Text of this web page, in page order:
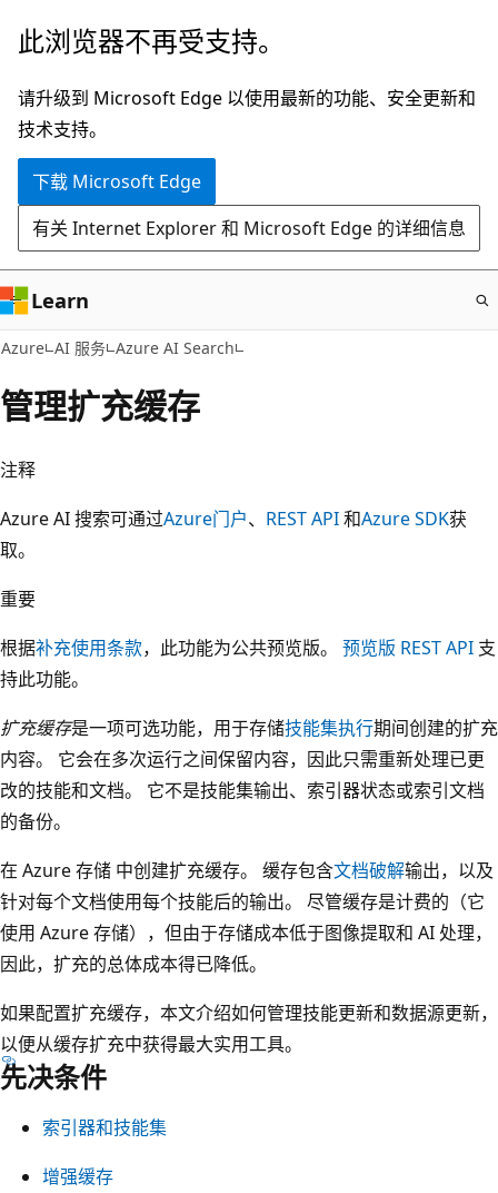
跳
主
要
内
此浏览器不再受支持。
请升级到 Microsoft Edge 以使用最新的功能、安全更新和
技术支持。
下载 Microsoft Edge
有关 Internet Explorer 和 Microsoft Edge 的详细信息
Learn
Azure AI 服务 Azure AI Search
管理扩充缓存
注释
Azure AI 搜索可通过Azure门户、 REST API和Azure SDK获
取。
重要
根据补充使用条款，此功能为公共预览版。 预览版 REST API 支
持此功能。
扩充缓存是一项可选功能，用于存储技能集执行期间创建的扩充
内容。 它会在多次运行之间保留内容，因此只需重新处理已更
改的技能和文档。 它不是技能集输出、索引器状态或索引文档
的备份。
在 Azure 存储 中创建扩充缓存。 缓存包含文档破解输出，以及
针对每个文档使用每个技能后的输出。 尽管缓存是计费的（它
使用 Azure 存储），但由于存储成本低于图像提取和 AI 处理，
因此，扩充的总体成本得已降低。
如果配置扩充缓存，本文介绍如何管理技能更新和数据源更新，
以便从缓存扩充中获得最大实用工具。
先决条件
索引器和技能集
增强缓存